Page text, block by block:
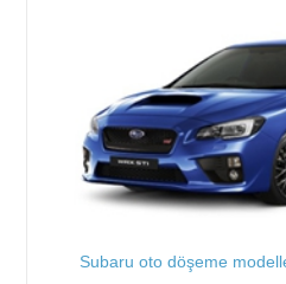
Subaru oto döşeme